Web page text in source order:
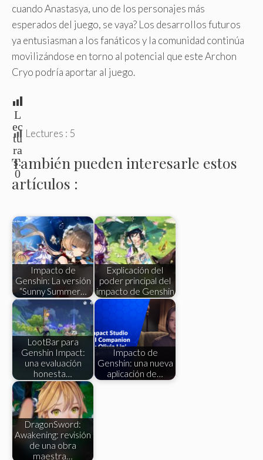
cuando Anastasya, uno de los personajes más
esperados del juego, se vaya? Los desarrollos futuros
ya entusiasman a los fanáticos y la comunidad continúa
movilizándose en torno al potencial que este Archon
Cryo podría aportar al juego.
L
ec
tu
ra
s:
0
Lectures : 5
También pueden interesarle estos
artículos :
Impacto de
Genshin: La versión
“Sunny Summer…
Explicación del
poder principal del
impacto de Genshin
LootBar para
Genshin Impact:
una evaluación
honesta…
Impacto de
Genshin: una nueva
aplicación de…
DragonSword:
Awakening: revisión
de una obra
maestra…